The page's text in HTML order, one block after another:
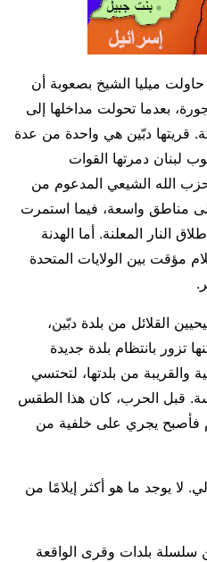
ميليا الشيخ بصعوبة أن
بعدما تحولت مداخلها إلى
قريتها دبّين هي واحدة من عدة
لبنان دمرتها القوات
حزب الله الشيعي المدعوم من
مناطق واسعة، فيما استمرت
النار المعلنة. أما الهدنة
مؤقت بين الولايات المتحدة
القلائل من بلدة دبّين،
تزور بانتظام بلدة جديدة
والقريبة من بلدتها، لتحتسي
قبل الحرب، كان هذا الطقس
فأصبح يجري على خلفية من
لا يوجد ما هو أكثر إيلامًا من
سلسلة بلدات وقرى الواقعة